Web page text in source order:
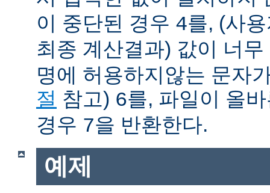
이 중단된 경우 4를, (사
최종 계산결과) 값이 너
명에 허용하지않는 문자
절 참고) 6를, 파일이 올
경우 7을 반환한다.
예제